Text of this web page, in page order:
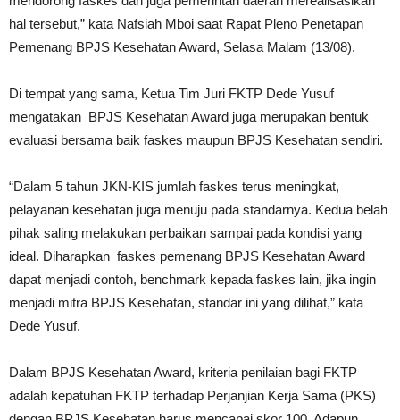
hal tersebut,” kata Nafsiah Mboi saat Rapat Pleno Penetapan
Pemenang BPJS Kesehatan Award, Selasa Malam (13/08).
Di tempat yang sama, Ketua Tim Juri FKTP Dede Yusuf
mengatakan BPJS Kesehatan Award juga merupakan bentuk
evaluasi bersama baik faskes maupun BPJS Kesehatan sendiri.
“Dalam 5 tahun JKN-KIS jumlah faskes terus meningkat,
pelayanan kesehatan juga menuju pada standarnya. Kedua belah
pihak saling melakukan perbaikan sampai pada kondisi yang
ideal. Diharapkan faskes pemenang BPJS Kesehatan Award
dapat menjadi contoh, benchmark kepada faskes lain, jika ingin
menjadi mitra BPJS Kesehatan, standar ini yang dilihat,” kata
Dede Yusuf.
Dalam BPJS Kesehatan Award, kriteria penilaian bagi FKTP
adalah kepatuhan FKTP terhadap Perjanjian Kerja Sama (PKS)